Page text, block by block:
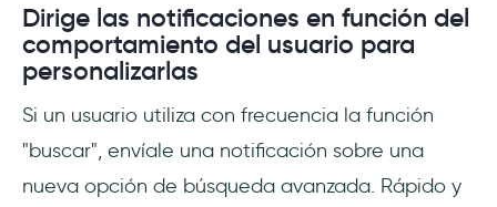
Dirige las notificaciones en función del
comportamiento del usuario para
personalizarlas
Si un usuario utiliza con frecuencia la función
"buscar", envíale una notificación sobre una
nueva opción de búsqueda avanzada. Rápido y